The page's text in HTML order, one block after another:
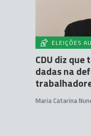
ELEIÇÕES
CDU diz
dadas na
Maria Catarina